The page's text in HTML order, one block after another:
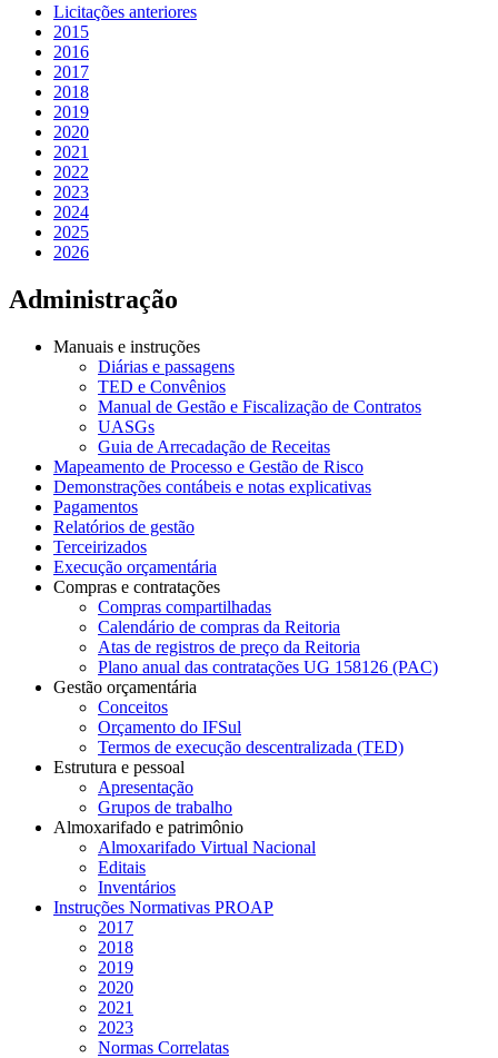
Licitações anteriores
2015
2016
2017
2018
2019
2020
2021
2022
2023
2024
2025
2026
Administração
Manuais e instruções
Diárias e passagens
TED e Convênios
Manual de Gestão e Fiscalização de Contratos
UASGs
Guia de Arrecadação de Receitas
Mapeamento de Processo e Gestão de Risco
Demonstrações contábeis e notas explicativas
Pagamentos
Relatórios de gestão
Terceirizados
Execução orçamentária
Compras e contratações
Compras compartilhadas
Calendário de compras da Reitoria
Atas de registros de preço da Reitoria
Plano anual das contratações UG 158126 (PAC)
Gestão orçamentária
Conceitos
Orçamento do IFSul
Termos de execução descentralizada (TED)
Estrutura e pessoal
Apresentação
Grupos de trabalho
Almoxarifado e patrimônio
Almoxarifado Virtual Nacional
Editais
Inventários
Instruções Normativas PROAP
2017
2018
2019
2020
2021
2023
Normas Correlatas